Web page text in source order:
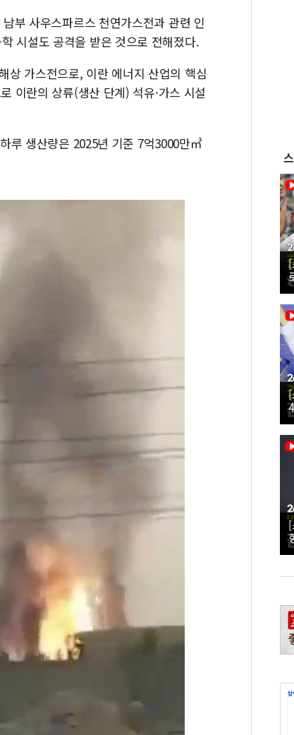
부 사우스파르스 천연가스전과 관련 인
시설도 공격을 받은 것으로 전해졌다.
상 가스전으로, 이란 에너지 산업의 핵심
이란의 상류(생산 단계) 석유·가스 시설
루 생산량은 2025년 기준 7억3000만㎥
[
[
[